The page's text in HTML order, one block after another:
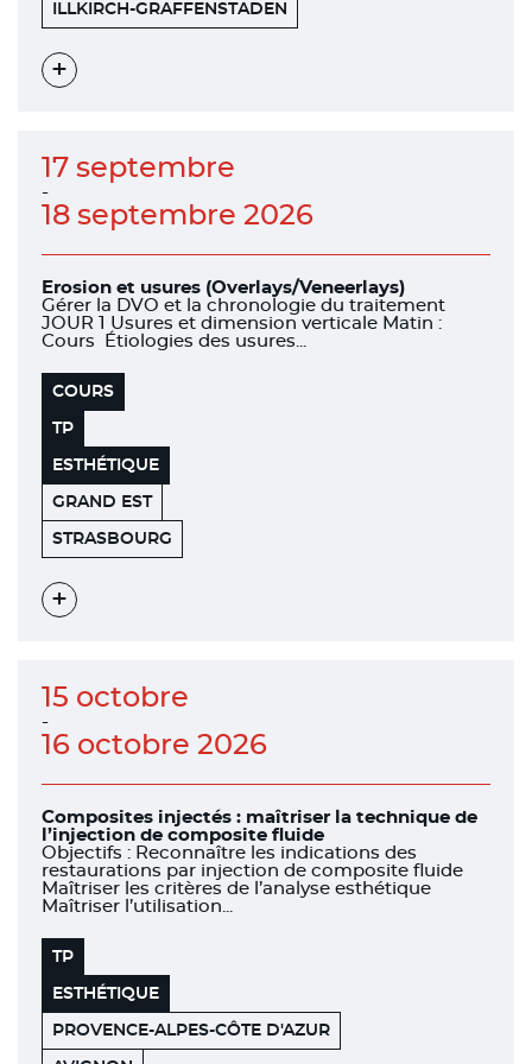
HENRY
SCHEIN
ILLKIRCH-GRAFFENSTADEN
Voir
17 septembre
-
18 septembre 2026
Erosion et usures (Overlays/Veneerlays)
Gérer la DVO et la chronologie du traitement
JOUR 1 Usures et dimension verticale Matin :
Cours Étiologies des usures...
COURS
TP
ESTHÉTIQUE
GRAND EST
FACULTÉ
DE
DENTAIRE
STRASBOURG
Voir
15 octobre
-
16 octobre 2026
Composites injectés : maîtriser la technique de
l’injection de composite fluide
Objectifs : Reconnaître les indications des
restaurations par injection de composite fluide
Maîtriser les critères de l’analyse esthétique
Maîtriser l’utilisation...
TP
ESTHÉTIQUE
PROVENCE-ALPES-CÔTE D'AZUR